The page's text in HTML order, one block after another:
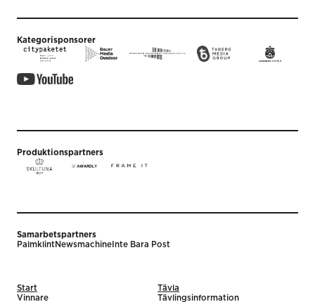
Kategorisponsorer
Produktionspartners
Samarbetspartners
PalmklintNewsmachine Inte Bara Post
Start
Vinnare
Tävla
Tävlingsinformation